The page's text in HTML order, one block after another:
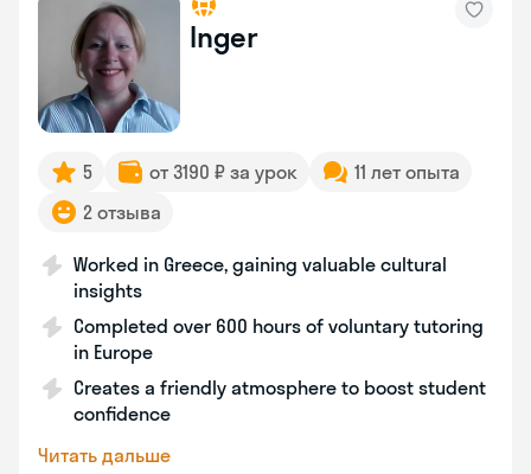
Inger
5 от 3190 ₽ за урок
11 лет опыта
2 отзыва
Worked in Greece, gaining valuable cultural
insights
Completed over 600 hours of voluntary tutoring
in Europe
Creates a friendly atmosphere to boost student
confidence
Читать дальше